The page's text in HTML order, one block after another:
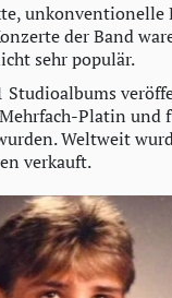
unkonventionelle
der Band
sehr populär.
Studioalbums
Platin und
Weltweit
verkauft.